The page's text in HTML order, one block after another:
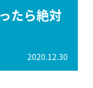
たら絶対
2020.12.30